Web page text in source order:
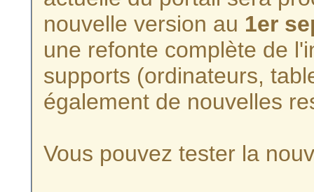
nouvelle version au 1er
une refonte complète de
supports (ordinateurs,
également de nouvelles
Vous pouvez tester la